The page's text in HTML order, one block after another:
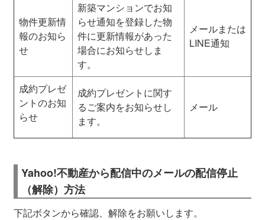
物件更新情
報のお知ら
せ
新築マンションでお知
らせ通知を登録した物
件に更新情報があった
場合にお知らせしま
す。
メールまたは
LINE通知
成約プレゼ
ントのお知
らせ
成約プレゼントに関す
るご案内をお知らせし
ます。
メール
Yahoo!不動産から配信中のメールの配信停止
（解除）方法
下記ボタンから確認、解除をお願いします。